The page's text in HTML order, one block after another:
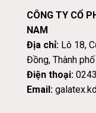
CÔNG TY CỔ
NAM
Địa chỉ:Lô 18,
Đồng, Thành
Điện thoại:
Email: